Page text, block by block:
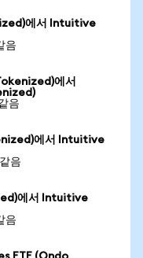
에서 Intuitive
음
에서
음
에서 Intuitive
음
에서 Intuitive
음